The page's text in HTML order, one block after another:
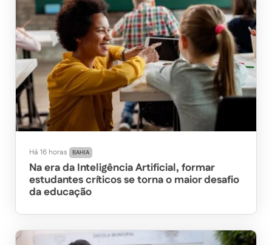
Há 16 horas BAHIA
Na era da Inteligência Artificial, formar
estudantes críticos se torna o maior desafio
da educação